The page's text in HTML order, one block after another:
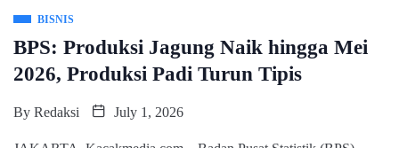
BISNIS
BPS: Produksi Jagung Naik hingga Mei
2026, Produksi Padi Turun Tipis
By Redaksi July 1, 2026